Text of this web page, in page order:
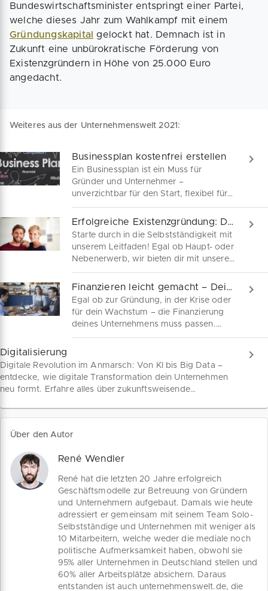
Bundeswirtschaftsminister entspringt einer Partei,
welche dieses Jahr zum Wahlkampf mit einem
Gründungskapital
gelockt hat. Demnach ist in
Zukunft eine unbürokratische Förderung von
Existenzgründern in Höhe von 25.000 Euro
angedacht.
Weiteres aus der Unternehmenswelt 2021:
Businessplan kostenfrei erstellen
Ein Businessplan ist ein Muss für
Gründer und Unternehmer –
unverzichtbar für den Start, flexibel für
Anpassungen und entscheidend für
Finanzhilfen. Wir sind dein Begleiter auf
dem Weg zum perfekten Geschäftsplan.
Erfolgreiche Existenzgründung: Dein Guide
Starte durch in die Selbstständigkeit mit
unserem Leitfaden! Egal ob Haupt- oder
Nebenerwerb, wir bieten dir mit unserer
Erfahrung Orientierung für dein
Gründungsvorhaben.
Finanzieren leicht gemacht – Dein Ratgeber
Egal ob zur Gründung, in der Krise oder
für dein Wachstum – die Finanzierung
deines Unternehmens muss passen.
Von Bankkredit über Beteiligung bis zu
Möglichkeiten und finde die passende
Lösung für dein Business.
Digitalisierung
Digitale Revolution im Anmarsch: Von KI bis Big Data –
entdecke, wie digitale Transformation dein Unternehmen
neu formt. Erfahre alles über zukunftsweisende
Über den Autor
René Wendler
René hat die letzten 20 Jahre erfolgreich
Geschäftsmodelle zur Betreuung von Gründern
und Unternehmern aufgebaut. Damals wie heute
adressiert er gemeinsam mit seinem Team Solo-
Selbstständige und Unternehmen mit weniger als
10 Mitarbeitern, welche weder die mediale noch
politische Aufmerksamkeit haben, obwohl sie
95% aller Unternehmen in Deutschland stellen und
60% aller Arbeitsplätze absichern. Daraus
entstanden ist auch unternehmenswelt.de, die